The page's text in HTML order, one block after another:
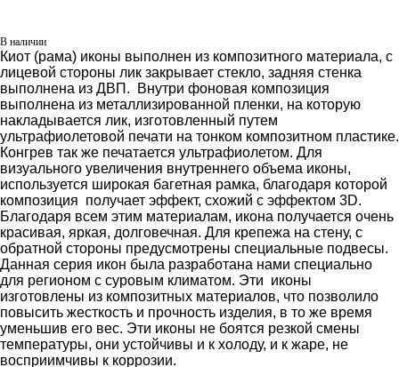
В наличии
Киот (рама) иконы выполнен из композитного материала, с
лицевой стороны лик закрывает стекло, задняя стенка
выполнена из ДВП. Внутри фоновая композиция
выполнена из металлизированной пленки, на которую
накладывается лик, изготовленный путем
ультрафиолетовой печати на тонком композитном пластике.
Конгрев так же печатается ультрафиолетом. Для
визуального увеличения внутреннего объема иконы,
используется широкая багетная рамка, благодаря которой
композиция получает эффект, схожий с эффектом 3D.
Благодаря всем этим материалам, икона получается очень
красивая, яркая, долговечная. Для крепежа на стену, с
обратной стороны предусмотрены специальные подвесы.
Данная серия икон была разработана нами специально
для регионом с суровым климатом. Эти иконы
изготовлены из композитных материалов, что позволило
повысить жесткость и прочность изделия, в то же время
уменьшив его вес. Эти иконы не боятся резкой смены
температуры, они устойчивы и к холоду, и к жаре, не
восприимчивы к коррозии.